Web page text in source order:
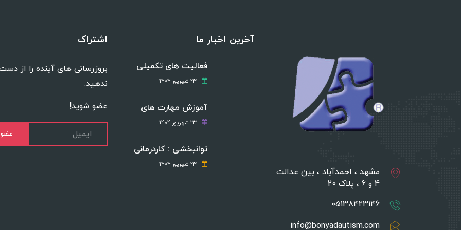
مشهد ، احمدآباد ، بین عدالت
4 و 6 ، پلاک 20
05138423146
info@bonyadautism.com
آخرین اخبار ما
فعالیت های تکمیلی
23 شهریور 1404
آموزش مهارت های
23 شهریور 1404
توانبخشی : کاردرمانی
23 شهریور 1404
اشتراک
بروزرسانی های آینده را از
ندهید.
عضو شوید!